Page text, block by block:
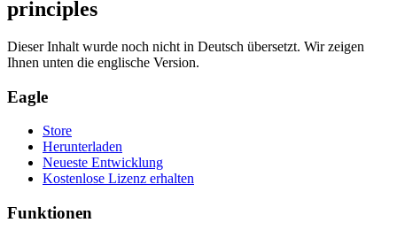
principles
Dieser Inhalt wurde noch nicht in Deutsch übersetzt. Wir zeigen
Ihnen unten die englische Version.
Eagle
Store
Herunterladen
Neueste Entwicklung
Kostenlose Lizenz erhalten
Funktionen